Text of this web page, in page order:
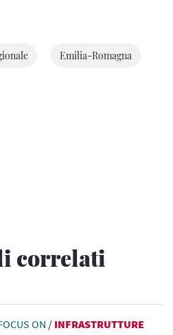
Emilia-Romagna
correlati
ON / INFRASTRUTTURE